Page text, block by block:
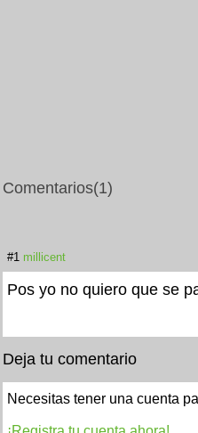
Comentarios(1)
#1 millicent
Pos yo no quiero que se
Deja tu comentario
Necesitas tener una cuenta